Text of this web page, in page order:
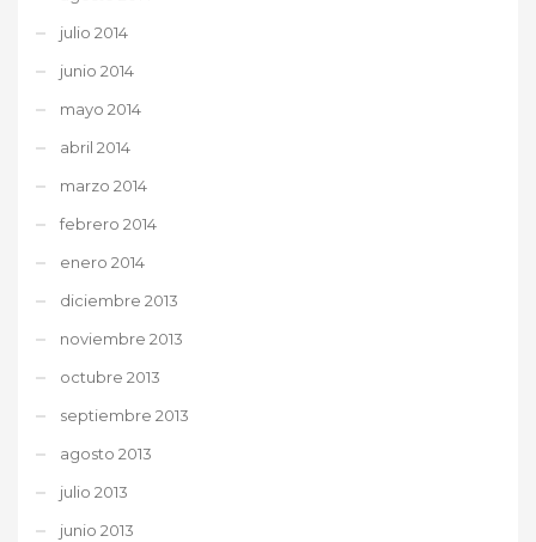
julio 2014
junio 2014
mayo 2014
abril 2014
marzo 2014
febrero 2014
enero 2014
diciembre 2013
noviembre 2013
octubre 2013
septiembre 2013
agosto 2013
julio 2013
junio 2013